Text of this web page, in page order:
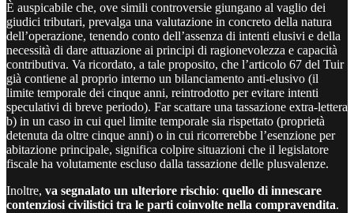
È auspicabile che, ove simili controversie giungano al vaglio dei
giudici tributari, prevalga una valutazione in concreto della natura
dell’operazione, tenendo conto dell’assenza di intenti elusivi e della
necessità di dare attuazione ai principi di ragionevolezza e capacità
contributiva. Va ricordato, a tale proposito, che l’articolo 67 del Tuir
già contiene al proprio interno un bilanciamento anti-elusivo (il
limite temporale dei cinque anni, reintrodotto per evitare intenti
speculativi di breve periodo). Far scattare una tassazione extra-lettera
b) in un caso in cui quel limite temporale sia rispettato (proprietà
detenuta da oltre cinque anni) o in cui ricorrerebbe l’esenzione per
abitazione principale, significa colpire situazioni che il legislatore
fiscale ha volutamente escluso dalla tassazione delle plusvalenze.
Inoltre, va segnalato un ulteriore rischio: quello di innescare
contenziosi civilistici tra le parti coinvolte nella compravendita.